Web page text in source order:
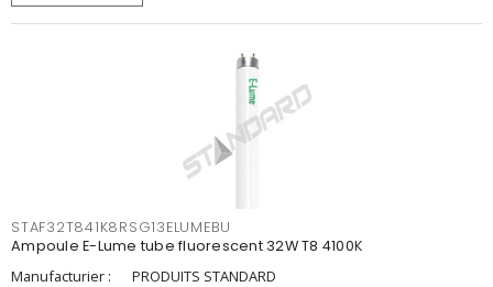
STAF32T841K8RSG13ELUMEBU
Ampoule E-Lume tube fluorescent 32W T8 4100K
Manufacturier :
PRODUITS STANDARD